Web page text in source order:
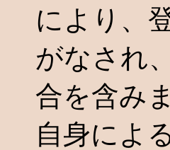
により、
がなされ
合を含み
自身によ